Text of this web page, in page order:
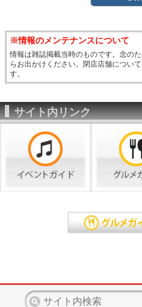
※情報のメンテナンスについて
情報は雑誌掲載当時のものです。念の
らお出かけください。閉店店舗につい
す。
サイト内リンク